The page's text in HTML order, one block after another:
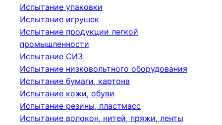
Испытание упаковки
Испытание игрушек
Испытание продукции легкой
промышленности
Испытание СИЗ
Испытание низковольтного оборудования
Испытание бумаги, картона
Испытание кожи, обуви
Испытание резины, пластмасс
Испытание волокон, нитей, пряжи, ленты